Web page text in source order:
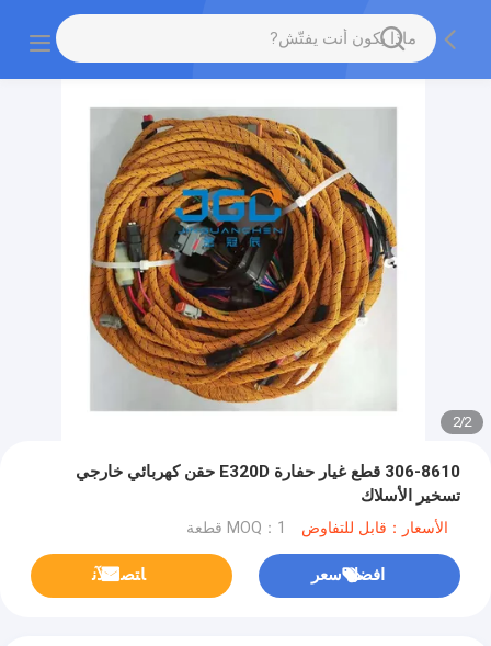
2
/
2
306-8610 قطع غيار حفارة E320D حقن كهربائي خارجي
تسخير الأسلاك
الأسعار：قابل للتفاوض MOQ：1 قطعة
افضل سعر ﺎﺘﺼﻟ ﺍﻶﻧ